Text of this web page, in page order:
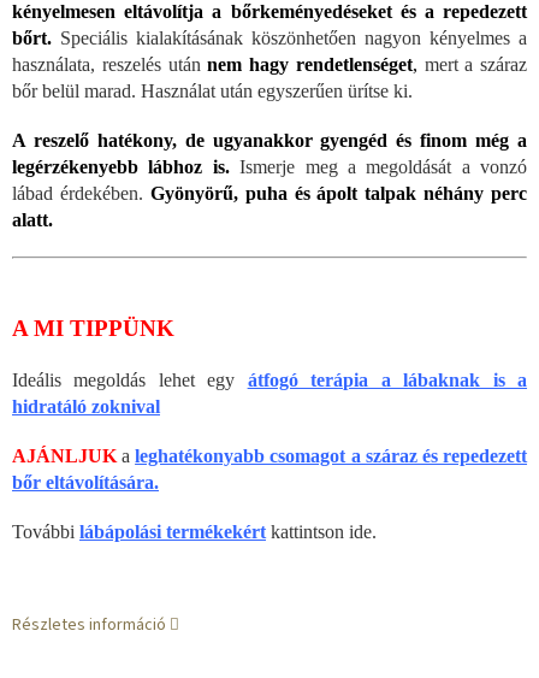
kényelmesen eltávolítja a bőrkeményedéseket és a repedezett
bőrt. Speciális kialakításának köszönhetően nagyon kényelmes a
használata, reszelés utánnem hagy rendetlenséget, mert a száraz
bőr belül marad. Használat után egyszerűen ürítse ki.
A reszelő hatékony, de ugyanakkor gyengéd és finom még a
legérzékenyebb lábhoz is.Ismerje meg a megoldását a vonzó
lábad érdekében. Gyönyörű, puha és ápolt talpak néhány perc
alatt.
A MI TIPPÜNK
Ideális megoldás lehet egy átfogó terápia a lábaknak is a
hidratáló zoknival
AJÁNLJUK aleghatékonyabb csomagot a száraz és repedezett
bőr eltávolítására.
További lábápolási termékekért kattintson ide.
Részletes információ